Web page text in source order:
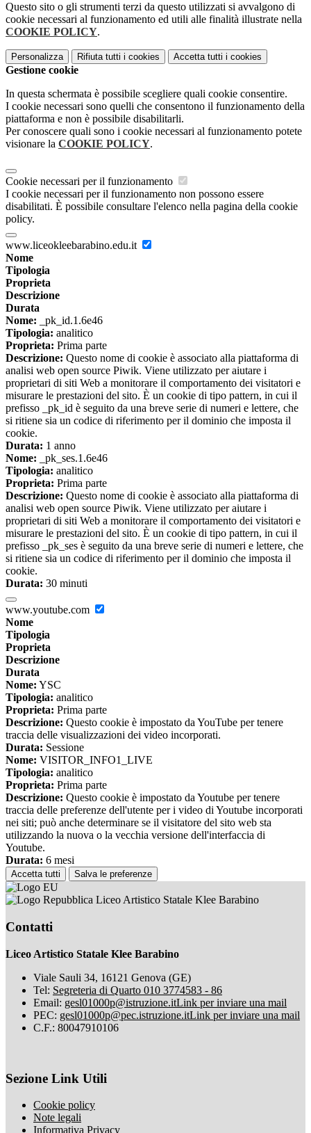
Questo sito o gli strumenti terzi da questo utilizzati si avvalgono di
cookie necessari al funzionamento ed utili alle finalità illustrate nella
COOKIE POLICY.
Personalizza Rifiuta tutti i cookies Accetta tutti i cookies
Gestione cookie
In questa schermata è possibile scegliere quali cookie consentire.
I cookie necessari sono quelli che consentono il funzionamento della
piattaforma e non è possibile disabilitarli.
Per conoscere quali sono i cookie necessari al funzionamento potete
visionare la COOKIE POLICY.
Cookie necessari per il funzionamento
I cookie necessari per il funzionamento non possono essere
disabilitati. È possibile consultare l'elenco nella pagina della cookie
policy.
www.liceokleebarabino.edu.it
Nome
Tipologia
Proprieta
Descrizione
Durata
Nome: _pk_id.1.6e46
Tipologia: analitico
Proprieta: Prima parte
Descrizione: Questo nome di cookie è associato alla piattaforma di
analisi web open source Piwik. Viene utilizzato per aiutare i
proprietari di siti Web a monitorare il comportamento dei visitatori e
misurare le prestazioni del sito. È un cookie di tipo pattern, in cui il
prefisso _pk_id è seguito da una breve serie di numeri e lettere, che
si ritiene sia un codice di riferimento per il dominio che imposta il
cookie.
Durata: 1 anno
Nome: _pk_ses.1.6e46
Tipologia: analitico
Proprieta: Prima parte
Descrizione: Questo nome di cookie è associato alla piattaforma di
analisi web open source Piwik. Viene utilizzato per aiutare i
proprietari di siti Web a monitorare il comportamento dei visitatori e
misurare le prestazioni del sito. È un cookie di tipo pattern, in cui il
prefisso _pk_ses è seguito da una breve serie di numeri e lettere, che
si ritiene sia un codice di riferimento per il dominio che imposta il
cookie.
Durata: 30 minuti
www.youtube.com
Nome
Tipologia
Proprieta
Descrizione
Durata
Nome: YSC
Tipologia: analitico
Proprieta: Prima parte
Descrizione: Questo cookie è impostato da YouTube per tenere
traccia delle visualizzazioni dei video incorporati.
Durata: Sessione
Nome: VISITOR_INFO1_LIVE
Tipologia: analitico
Proprieta: Prima parte
Descrizione: Questo cookie è impostato da Youtube per tenere
traccia delle preferenze dell'utente per i video di Youtube incorporati
nei siti; può anche determinare se il visitatore del sito web sta
utilizzando la nuova o la vecchia versione dell'interfaccia di
Youtube.
Durata: 6 mesi
Accetta tutti Salva le preferenze
Liceo Artistico Statale Klee Barabino
Contatti
Liceo Artistico Statale Klee Barabino
Viale Sauli 34, 16121 Genova (GE)
Tel: Segreteria di Quarto 010 3774583 - 86
Email: gesl01000p@istruzione.itLink per inviare una mail
PEC: gesl01000p@pec.istruzione.itLink per inviare una mail
C.F.: 80047910106
Sezione Link Utili
Cookie policy
Note legali
Informativa Privacy